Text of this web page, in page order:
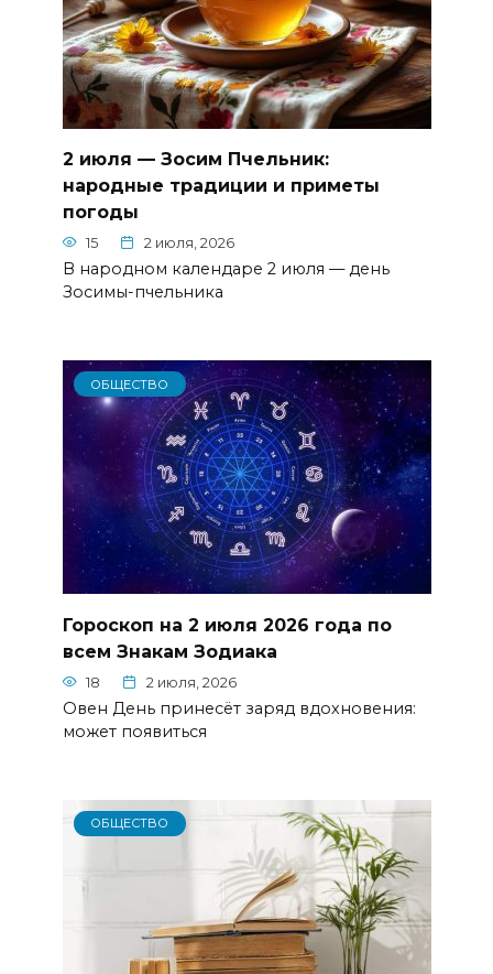
2 июля — Зосим Пчельник:
народные традиции и приметы
погоды
15 2 июля, 2026
В народном календаре 2 июля — день
Зосимы-пчельника
ОБЩЕСТВО
Гороскоп на 2 июля 2026 года по
всем Знакам Зодиака
18 2 июля, 2026
Овен День принесёт заряд вдохновения:
может появиться
ОБЩЕСТВО